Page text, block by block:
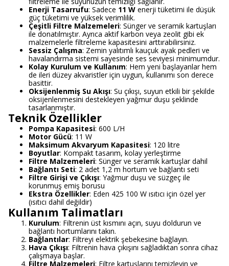
Enerji Tasarrufu: Sadece 11 W enerji tüketimi ile düşük
güç tüketimi ve yüksek verimlilik.
Çeşitli Filtre Malzemeleri: Sünger ve seramik kartuşları
ile donatılmıştır. Ayrıca aktif karbon veya zeolit gibi ek
malzemelerle filtreleme kapasitesini arttırabilirsiniz.
Sessiz Çalışma: Zemin yalıtımlı kauçuk ayak pedleri ve
havalandırma sistemi sayesinde ses seviyesi minimumdur.
Kolay Kurulum ve Kullanım: Hem yeni başlayanlar hem
de ileri düzey akvaristler için uygun, kullanımı son derece
basittir.
Oksijenlenmiş Su Akışı: Su çıkışı, suyun etkili bir şekilde
oksijenlenmesini destekleyen yağmur duşu şeklinde
tasarlanmıştır.
Teknik Özellikler
Pompa Kapasitesi: 600 L/H
Motor Gücü: 11 W
Maksimum Akvaryum Kapasitesi: 120 litre
Boyutlar: Kompakt tasarım, kolay yerleştirme
Filtre Malzemeleri: Sünger ve seramik kartuşlar dahil
Bağlantı Seti: 2 adet 1,2 m hortum ve bağlantı seti
Filtre Girişi ve Çıkışı: Yağmur duşu ve süzgeç ile
korunmuş emiş borusu
Ekstra Özellikler: Eden 425 100 W ısıtıcı için özel yer
(ısıtıcı dahil değildir)
Kullanım Talimatları
Kurulum: Filtrenin üst kısmını açın, suyu doldurun ve
bağlantı hortumlarını takın.
Bağlantılar: Filtreyi elektrik şebekesine bağlayın.
Hava Çıkışı: Filtrenin hava çıkışını sağladıktan sonra cihaz
çalışmaya başlar.
Filtre Malzemeleri: Filtre kartuşlarını temizleyin ve